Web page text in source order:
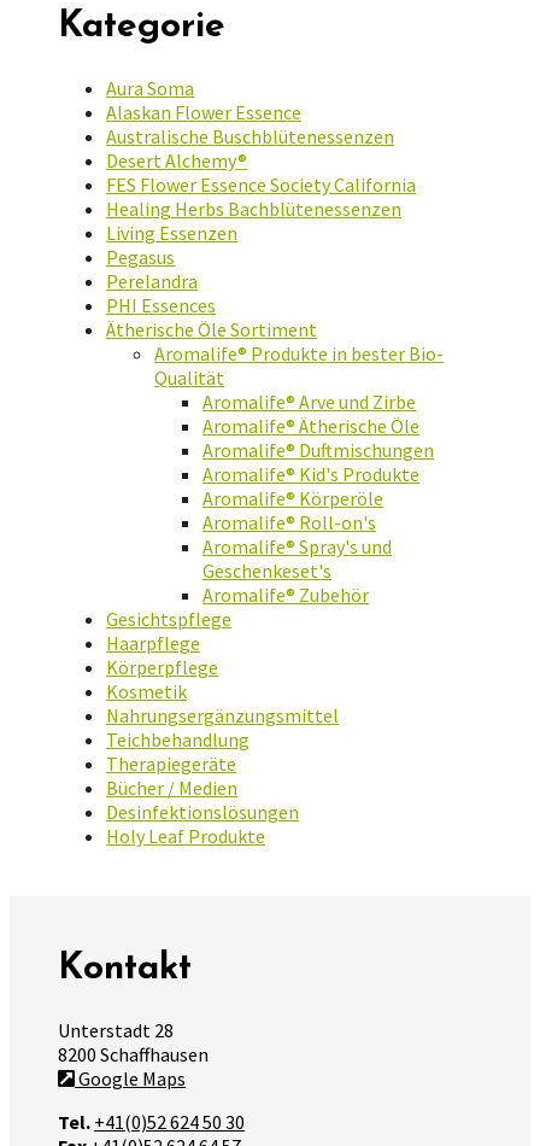
Kategorie
Aura Soma
Alaskan Flower Essence
Australische Buschblütenessenzen
Desert Alchemy®
FES Flower Essence Society California
Healing Herbs Bachblütenessenzen
Living Essenzen
Pegasus
Perelandra
PHI Essences
Ätherische Öle Sortiment
Aromalife® Produkte in bester Bio-
Qualität
Aromalife® Arve und Zirbe
Aromalife® Ätherische Öle
Aromalife® Duftmischungen
Aromalife® Kid's Produkte
Aromalife® Körperöle
Aromalife® Roll-on's
Aromalife® Spray's und
Geschenkeset's
Aromalife® Zubehör
Gesichtspflege
Haarpflege
Körperpflege
Kosmetik
Nahrungsergänzungsmittel
Teichbehandlung
Therapiegeräte
Bücher / Medien
Desinfektionslösungen
Holy Leaf Produkte
Kontakt
Unterstadt 28
8200 Schaffhausen
Google Maps
Tel. +41(0)52 624 50 30